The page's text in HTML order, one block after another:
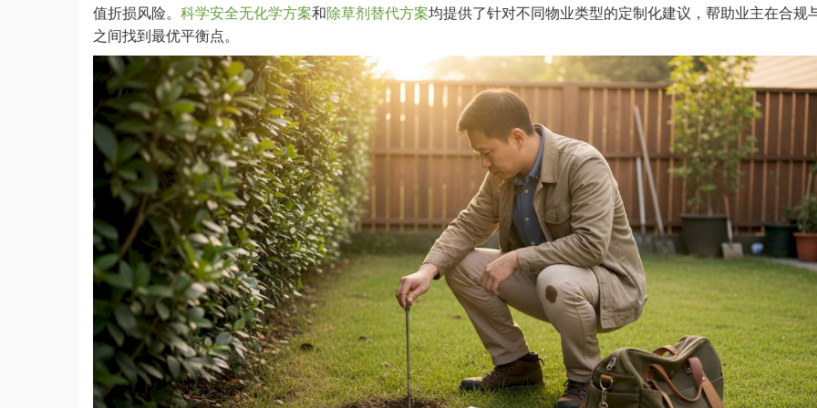
值折损风险。 科学安全无化学方案和除草剂替代方案均提供了针对不同物业类型的定制化建议，帮助业主在合规
之间找到最优平衡点。